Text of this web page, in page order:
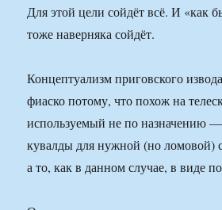
Для этой цели сойдёт всё. И «как
тоже наверняка сойдёт.
Концептуализм приговского
фиаско потому, что похож на
используемый не по назначению —
кувалды для нужной (но ломовой)
а то, как в данном случае, в виде